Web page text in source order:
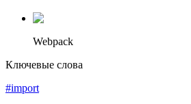
Webpack
Ключевые слова
#import